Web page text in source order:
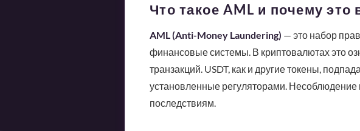
Что такое AML и почему
AML (Anti-Money Laundering) — это набор
финансовые системы. В криптовалютах это
транзакций. USDT, как и другие токены,
установленные регуляторами. Несоблюдение
последствиям.